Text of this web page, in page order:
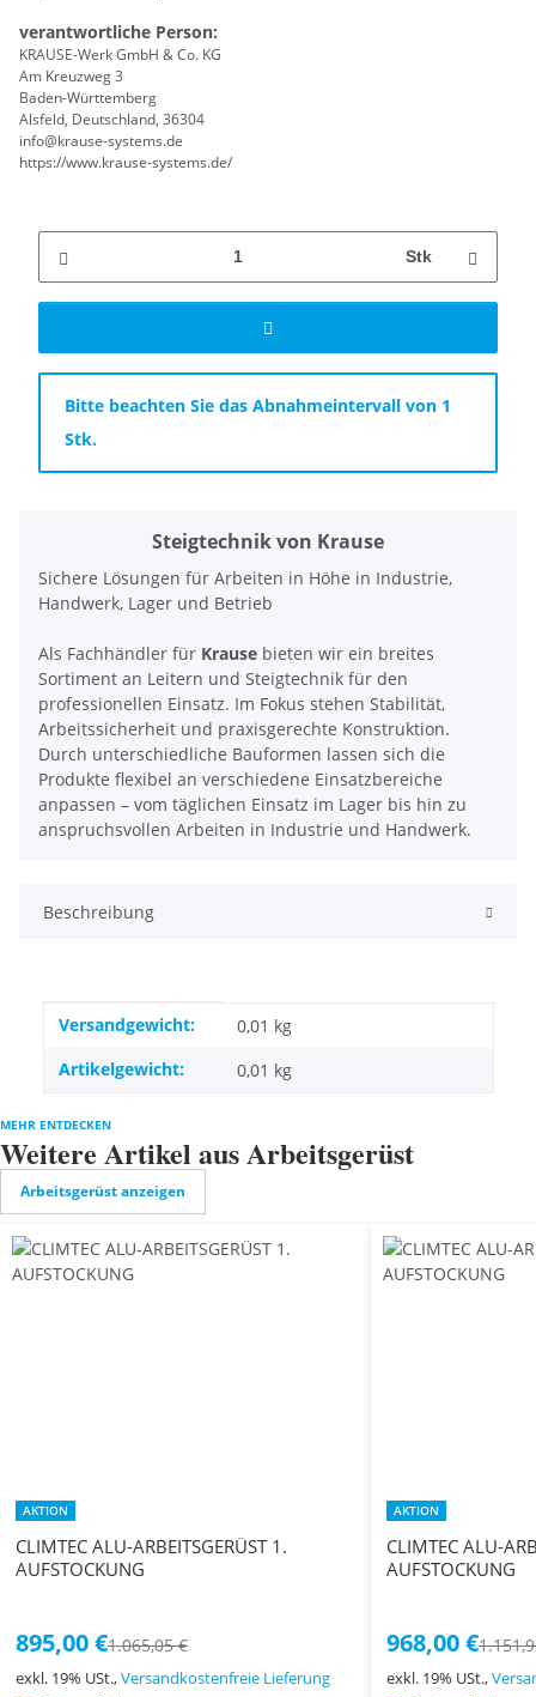
verantwortliche Person:
KRAUSE-Werk GmbH & Co. KG
Am Kreuzweg 3
Baden-Württemberg
Alsfeld, Deutschland, 36304
info@krause-systems.de
https://www.krause-systems.de/
Stk
x
Bitte beachten Sie das Abnahmeintervall von 1
Stk.
Steigtechnik von Krause
Sichere Lösungen für Arbeiten in Höhe in Industrie,
Handwerk, Lager und Betrieb
Als Fachhändler für Krause bieten wir ein breites
Sortiment an Leitern und Steigtechnik für den
professionellen Einsatz. Im Fokus stehen Stabilität,
Arbeitssicherheit und praxisgerechte Konstruktion.
Durch unterschiedliche Bauformen lassen sich die
Produkte flexibel an verschiedene Einsatzbereiche
anpassen – vom täglichen Einsatz im Lager bis hin zu
anspruchsvollen Arbeiten in Industrie und Handwerk.
Beschreibung
Produkteigenschaft
Wert
Versandgewicht:
0,01 kg
Artikelgewicht:
0,01 kg
MEHR ENTDECKEN
Weitere Artikel aus Arbeitsgerüst
Arbeitsgerüst anzeigen
AKTION
CLIMTEC ALU-ARBEITSGERÜST 1.
AUFSTOCKUNG
895,00 €1.065,05 €
exkl. 19% USt.,Versandkostenfreie Lieferung
AKTION
CLIMTEC ALU-
AUFSTOCKUNG
968,00 €
exkl. 19% USt.,